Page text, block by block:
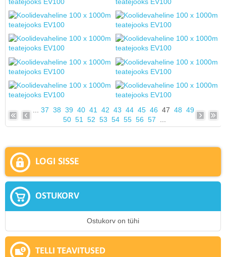
37 38 39 40 41 42 43 44 45 46 47 48 49
50 51 52 53 54 55 56 57
LOGI SISSE
OSTUKORV
Ostukorv on tühi
TELLI TEAVITUSED